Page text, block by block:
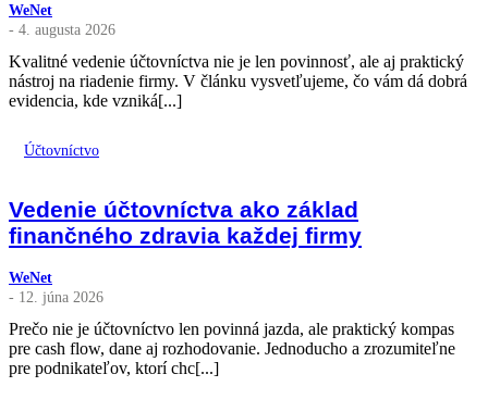
WeNet
- 4. augusta 2026
Kvalitné vedenie účtovníctva nie je len povinnosť, ale aj praktický
nástroj na riadenie firmy. V článku vysvetľujeme, čo vám dá dobrá
evidencia, kde vzniká[...]
Účtovníctvo
Vedenie účtovníctva ako základ
finančného zdravia každej firmy
WeNet
- 12. júna 2026
Prečo nie je účtovníctvo len povinná jazda, ale praktický kompas
pre cash flow, dane aj rozhodovanie. Jednoducho a zrozumiteľne
pre podnikateľov, ktorí chc[...]